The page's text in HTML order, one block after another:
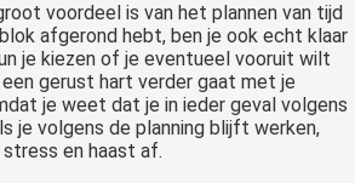
voordeel is van het plannen van tijd
afgerond hebt, ben je ook echt klaar
je kiezen of je eventueel vooruit wilt
gerust hart verder gaat met je
je weet dat je in ieder geval volgens
je volgens de planning blijft werken,
en haast af.